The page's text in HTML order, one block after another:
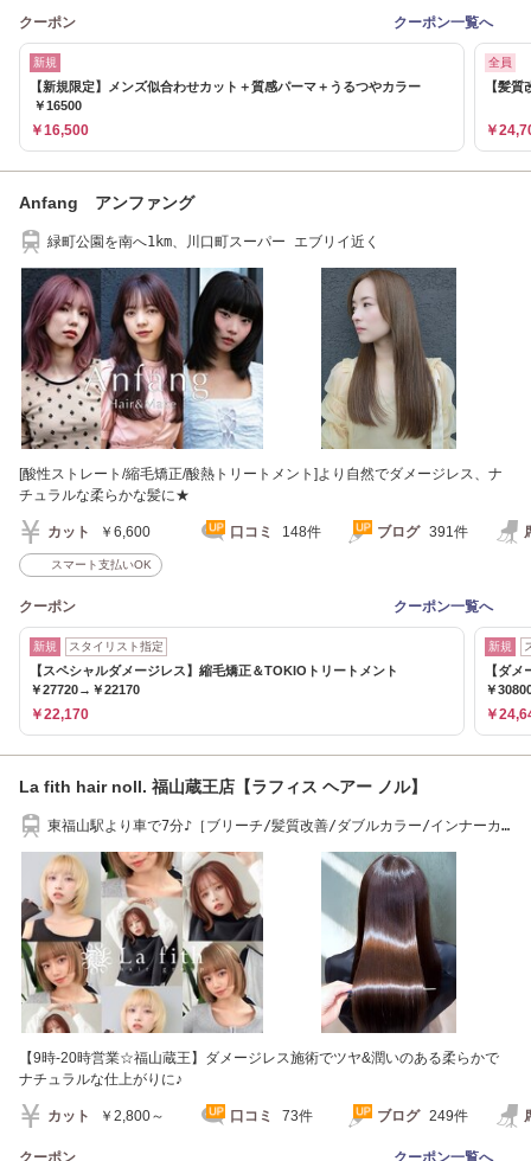
クーポン クーポン一覧へ
新規
【新規限定】メンズ似合わせカット＋質感パーマ＋うるつやカラー
￥16500
￥16,500
全員
【髪
￥
Anfang アンファング
緑町公園を南へ1km、川口町スーパー エブリイ近く
[酸性ストレート/縮毛矯正/酸熱トリートメント]より自然でダメージレス、ナ
チュラルな柔らかな髪に★
カット ￥6,600 口コミ 148件 ブログ 391件
スマート支払いOK
クーポン クーポン一覧へ
新規 スタイリスト指定
【スペシャルダメージレス】縮毛矯正＆TOKIOトリートメント
￥27720→￥22170
￥22,170
新規
【ダ
￥
￥
La fith hair noll. 福山蔵王店【ラフィス ヘアー ノル】
東福山駅より車で7分♪［ブリーチ/髪質改善/ダブルカラー/インナーカ
【9時-20時営業☆福山蔵王】ダメージレス施術でツヤ&潤いのある柔らかで
ナチュラルな仕上がりに♪
カット ￥2,800～ 口コミ 73件 ブログ 249件
クーポン クーポン一覧へ